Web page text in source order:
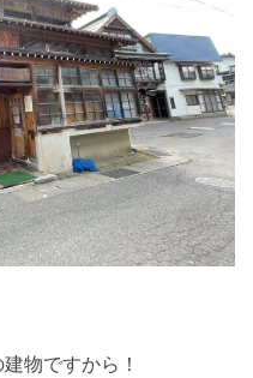
物ですから！